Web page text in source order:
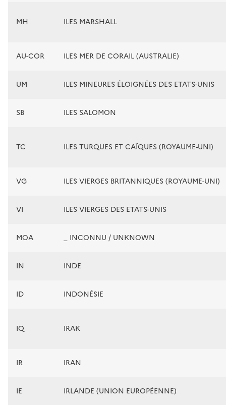
MH ILES MARSHALL
AU-COR ILES MER DE CORAIL (AUSTRALIE)
UM ILES MINEURES ÉLOIGNÉES DES ETATS-UNIS
SB ILES SALOMON
TC ILES TURQUES ET CAÏQUES (ROYAUME-UNI)
VG ILES VIERGES BRITANNIQUES (ROYAUME-UNI)
VI ILES VIERGES DES ETATS-UNIS
MOA _ INCONNU / UNKNOWN
IN INDE
ID INDONÉSIE
IQ IRAK
IR IRAN
IE IRLANDE (UNION EUROPÉENNE)